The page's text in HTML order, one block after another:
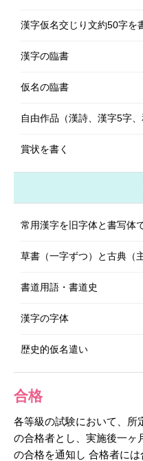
漢字仮名交じり文約50字を
漢字の臨書
仮名の臨書
自由作品（漢詩、漢字5字
賞状を書く
常用漢字を旧字体と書写体
草書（一字ずつ）と古典（
書道用語・書道史
漢字の字体
歴史的仮名遣い
合格
各等級の試験において、所
の合格者とし、実施後一ヶ
の合格を通知し 合格者に